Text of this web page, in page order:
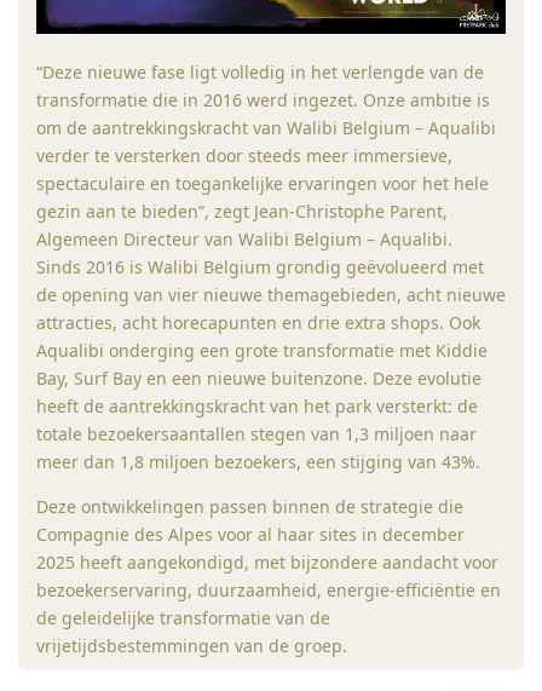
“Deze nieuwe fase ligt volledig in het verlengde van de
transformatie die in 2016 werd ingezet. Onze ambitie is
om de aantrekkingskracht van Walibi Belgium – Aqualibi
verder te versterken door steeds meer immersieve,
spectaculaire en toegankelijke ervaringen voor het hele
gezin aan te bieden”, zegt Jean-Christophe Parent,
Algemeen Directeur van Walibi Belgium – Aqualibi.
Sinds 2016 is Walibi Belgium grondig geëvolueerd met
de opening van vier nieuwe themagebieden, acht nieuwe
attracties, acht horecapunten en drie extra shops. Ook
Aqualibi onderging een grote transformatie met Kiddie
Bay, Surf Bay en een nieuwe buitenzone. Deze evolutie
heeft de aantrekkingskracht van het park versterkt: de
totale bezoekersaantallen stegen van 1,3 miljoen naar
meer dan 1,8 miljoen bezoekers, een stijging van 43%.
Deze ontwikkelingen passen binnen de strategie die
Compagnie des Alpes voor al haar sites in december
2025 heeft aangekondigd, met bijzondere aandacht voor
bezoekerservaring, duurzaamheid, energie-efficiëntie en
de geleidelijke transformatie van de
vrijetijdsbestemmingen van de groep.